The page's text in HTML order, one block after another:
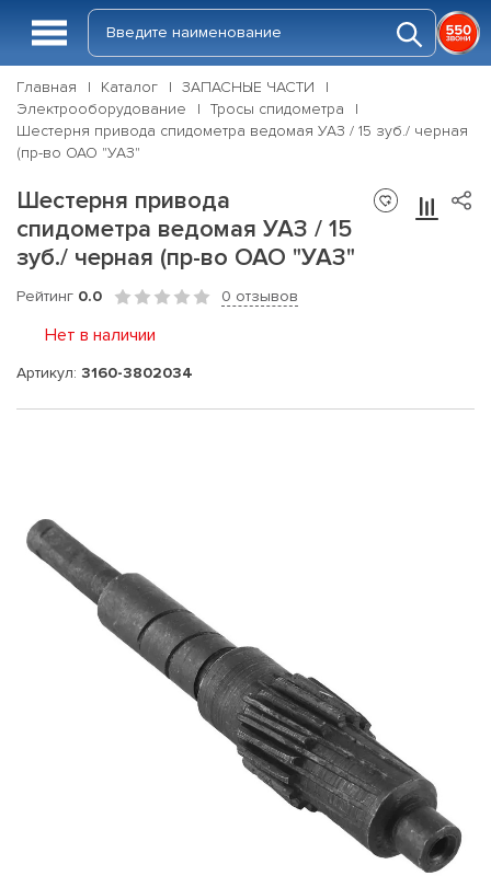
Главная Каталог
ЗАПАСНЫЕ ЧАСТИ
Электрооборудование
Тросы спидометра
Шестерня привода спидометра ведомая УАЗ / 15 зуб./ черная
(пр-во ОАО "УАЗ"
Шестерня привода
спидометра ведомая УАЗ / 15
зуб./ черная (пр-во ОАО "УАЗ"
Рейтинг 0.0 0 отзывов
Нет в наличии
Артикул: 3160-3802034